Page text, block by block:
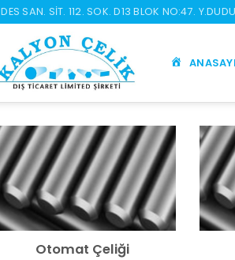
DES SAN. SIT. 112. SOK. D13 BLOK NO:47.
Otomat Çeliği